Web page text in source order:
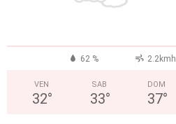
62 % 2.2kmh
VEN
32°
SAB
33°
DOM
37°